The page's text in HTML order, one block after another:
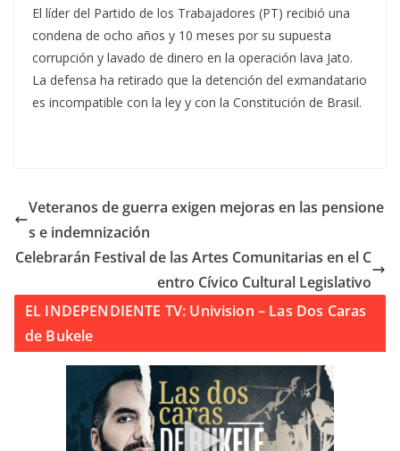
El líder del Partido de los Trabajadores (PT) recibió una
condena de ocho años y 10 meses por su supuesta
corrupción y lavado de dinero en la operación lava Jato.
La defensa ha retirado que la detención del exmandatario
es incompatible con la ley y con la Constitución de Brasil.
Veteranos de guerra exigen mejoras en las pensione
s e indemnización
Celebrarán Festival de las Artes Comunitarias en el C
entro Cívico Cultural Legislativo
EL INDEPENDIENTE TV: Univision – Las Dos Caras
de Bukele